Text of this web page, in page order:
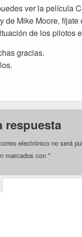
ver la película
de Mike Moore,
de los pilotos
gracias.
respuesta
electrónico no será
marcados con *